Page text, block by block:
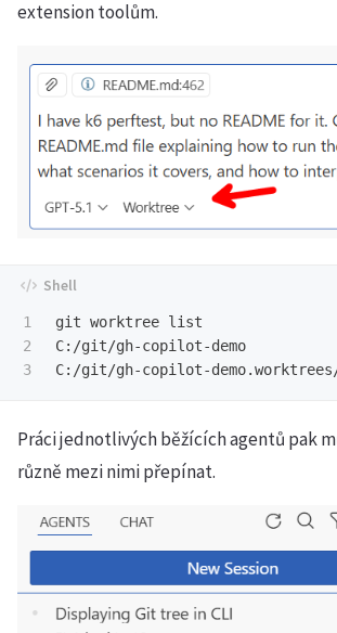
extension toolům.
1
2
git worktree list
C:/git/gh-copilot-demo
C:/git/gh-copilot-
Práci jednotlivých běžících agentů pak
různě mezi nimi přepínat.